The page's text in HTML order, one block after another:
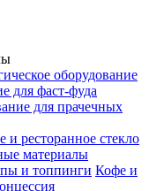
оборудование
для фаст-фуда
для прачечных
и ресторанное стекло
материалы
и топпинги Кофе и